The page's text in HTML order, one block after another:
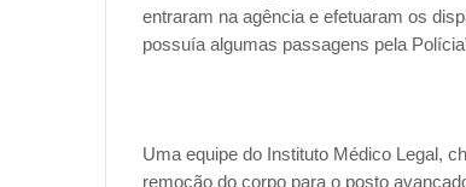
entraram na agência e efetuaram os
possuía algumas passagens pela
Uma equipe do Instituto Médico Legal,
remoção do corpo para o posto